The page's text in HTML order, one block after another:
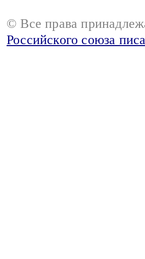
© Все права
Российского союза